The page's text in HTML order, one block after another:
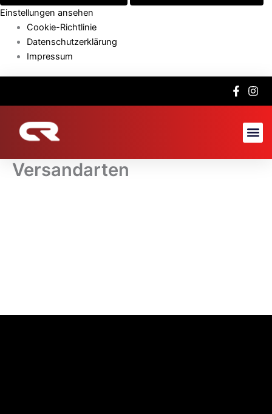
Einstellungen ansehen
Cookie-Richtlinie
Datenschutzerklärung
Impressum
Versandarten